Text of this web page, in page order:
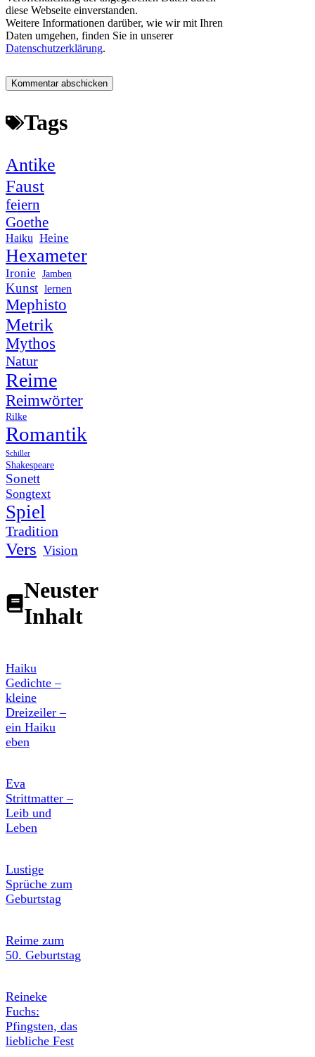
diese Webseite einverstanden.
Weitere Informationen darüber, wie wir mit Ihren
Daten umgehen, finden Sie in unserer
Datenschutzerklärung.
Tags
Antike
Faust
feiern
Goethe
Haiku Heine
Hexameter
Ironie Jamben
Kunst lernen
Mephisto
Metrik
Mythos
Natur
Reime
Reimwörter
Rilke
Romantik
Schiller
Shakespeare
Sonett
Songtext
Spiel
Tradition
Vers Vision
Neuster
Inhalt
Haiku
Gedichte –
kleine
Dreizeiler –
ein Haiku
eben
Eva
Strittmatter –
Leib und
Leben
Lustige
Sprüche zum
Geburtstag
Reime zum
50. Geburtstag
Reineke
Fuchs:
Pfingsten, das
liebliche Fest